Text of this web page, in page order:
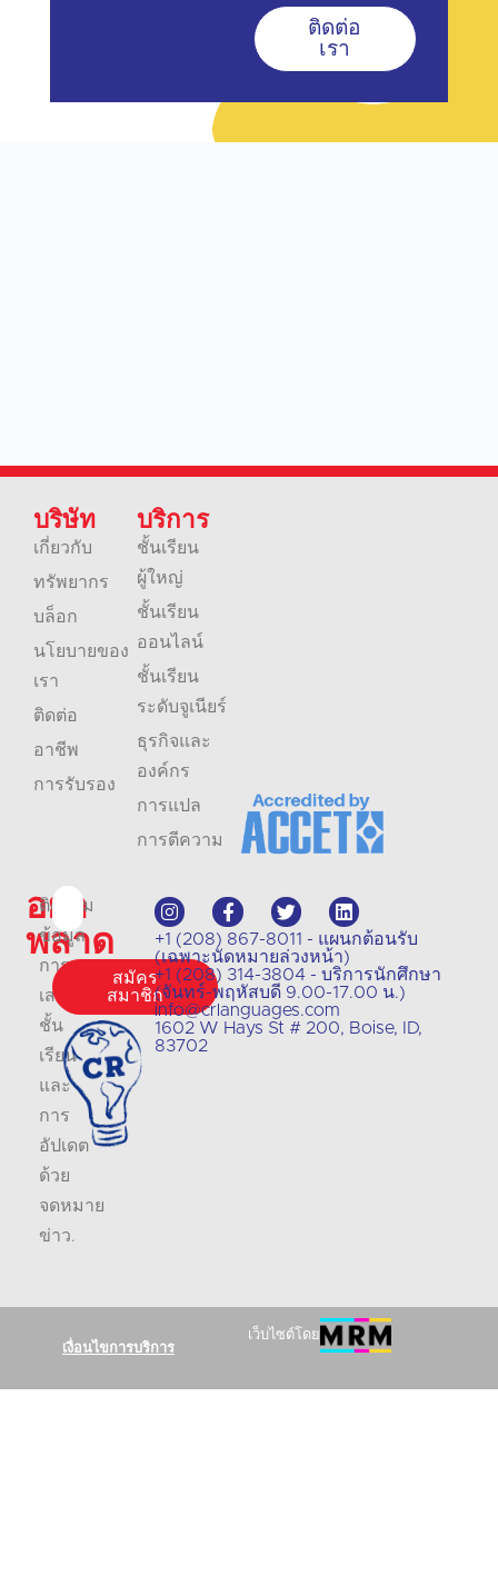
ติดต่อ
เรา
อย่า
พลาด
ติดตาม
ข้อมูล
การ
เสนอ
ชั้น
เรียน
และ
การ
อัปเดต
ด้วย
จดหมาย
ข่าว.
สมัคร
สมาชิก
+1 (208) 867-8011 - แผนกต้อนรับ
(เฉพาะนัดหมายล่วงหน้า)
+1 (208) 314-3804 - บริการนักศึกษา
(จันทร์-พฤหัสบดี 9.00-17.00 น.)
info@crlanguages.com
1602 W Hays St # 200, Boise, ID,
83702
บริษัท
เกี่ยวกับ
ทรัพยากร
บล็อก
นโยบายของ
เรา
ติดต่อ
อาชีพ
การรับรอง
บริการ
ชั้นเรียน
ผู้ใหญ่
ชั้นเรียน
ออนไลน์
ชั้นเรียน
ระดับจูเนียร์
ธุรกิจและ
องค์กร
การแปล
การตีความ
เงื่อนไขการบริการ
เว็บไซต์โดย